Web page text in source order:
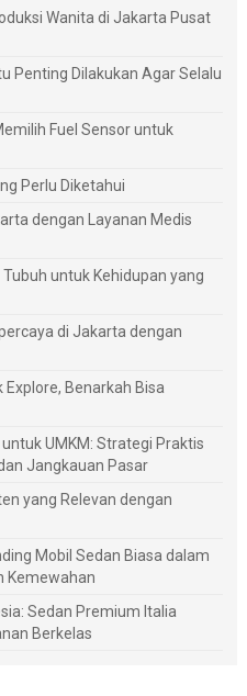
Wanita di Jakarta Pusat
Penting Dilakukan Agar Selalu
Fuel Sensor untuk
Perlu Diketahui
dengan Layanan Medis
untuk Kehidupan yang
di Jakarta dengan
Benarkah Bisa
UMKM: Strategi Praktis
Jangkauan Pasar
yang Relevan dengan
Mobil Sedan Biasa dalam
Kemewahan
Sedan Premium Italia
Berkelas